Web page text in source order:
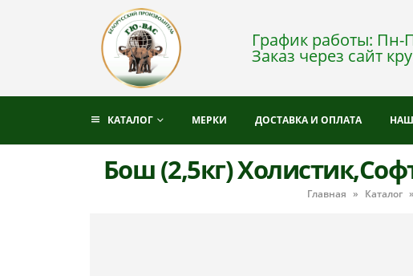
График работы: Пн-
Заказ через сайт
КАТАЛОГ МЕРКИ ДОСТАВКА И ОПЛАТА
Бош (2,5кг)
Главная » Каталог »